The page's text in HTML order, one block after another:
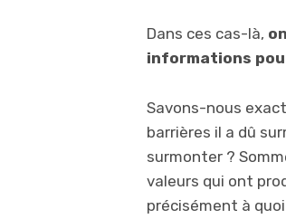
Dans ces cas-là,
informations
Savons-nous
barrières il a dû
surmonter ?
valeurs qui ont
précisément à